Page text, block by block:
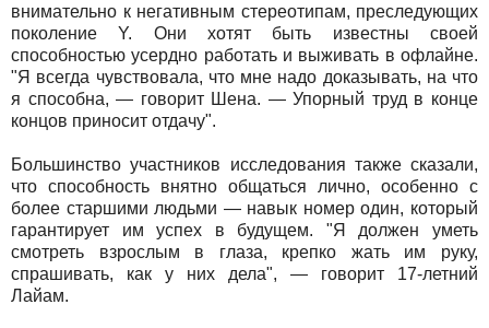
внимательно к негативным стереотипам, преследующих
поколение Y. Они хотят быть известны своей
способностью усердно работать и выживать в офлайне.
"Я всегда чувствовала, что мне надо доказывать, на что
я способна, — говорит Шена. — Упорный труд в конце
концов приносит отдачу".
Большинство участников исследования также сказали,
что способность внятно общаться лично, особенно с
более старшими людьми — навык номер один, который
гарантирует им успех в будущем. "Я должен уметь
смотреть взрослым в глаза, крепко жать им руку,
спрашивать, как у них дела", — говорит 17-летний
Лайам.